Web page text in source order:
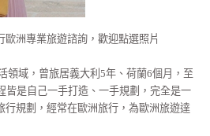
洲專業旅遊諮詢，歡迎點選照片
領域，曾旅居義大利5年、荷蘭6個月，至
皆是自己一手打造、一手規劃，完全是一
行規劃，經常在歐洲旅行，為歐洲旅遊達